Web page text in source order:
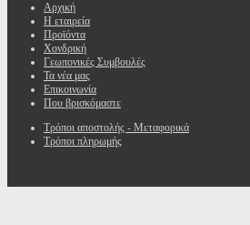
Αρχική
Η εταιρεία
Προϊόντα
Χονδρική
Γεωπονικές Συμβουλές
Τα νέα μας
Επικοινωνία
Που βρισκόμαστε
Τρόποι αποστολής - Μεταφορικά
Τρόποι πληρωμής